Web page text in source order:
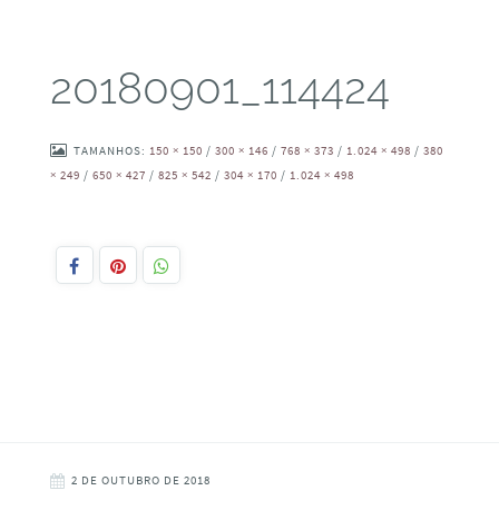
20180901_114424
TAMANHOS: 150 × 150 / 300 × 146 / 768 × 373 / 1.024 × 498 / 380
× 249 / 650 × 427 / 825 × 542 / 304 × 170 / 1.024 × 498
2 DE OUTUBRO DE 2018